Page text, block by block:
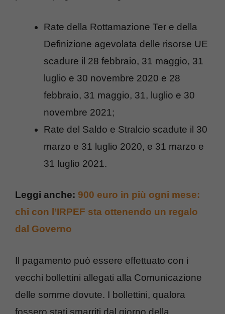
Rate della Rottamazione Ter e della
Definizione agevolata delle risorse UE
scadure il 28 febbraio, 31 maggio, 31
luglio e 30 novembre 2020 e 28
febbraio, 31 maggio, 31, luglio e 30
novembre 2021;
Rate del Saldo e Stralcio scadute il 30
marzo e 31 luglio 2020, e 31 marzo e
31 luglio 2021.
Leggi anche: 900 euro in più ogni mese:
chi con l’IRPEF sta ottenendo un regalo
dal Governo
Il pagamento può essere effettuato con i
vecchi bollettini allegati alla Comunicazione
delle somme dovute. I bollettini, qualora
fossero stati smarriti dal giorno della